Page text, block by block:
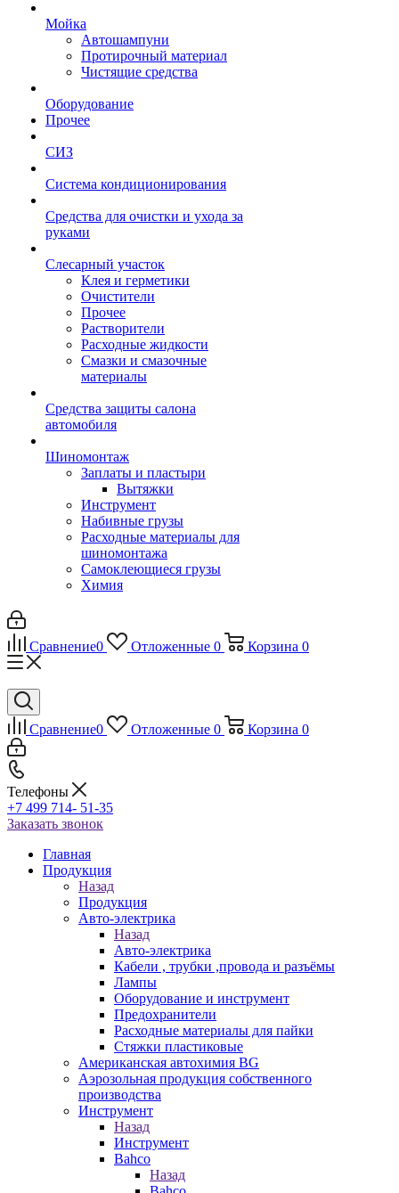
Мойка
Автошампуни
Протирочный материал
Чистящие средства
Оборудование
Прочее
СИЗ
Система кондиционирования
Средства для очистки и ухода за
руками
Слесарный участок
Клея и герметики
Очистители
Прочее
Растворители
Расходные жидкости
Смазки и смазочные
материалы
Средства защиты салона
автомобиля
Шиномонтаж
Заплаты и пластыри
Вытяжки
Инструмент
Набивные грузы
Расходные материалы для
шиномонтажа
Самоклеющиеся грузы
Химия
Сравнение0 Отложенные 0 Корзина 0
Сравнение0 Отложенные 0 Корзина 0
Телефоны
+7 499 714- 51-35
Заказать звонок
Главная
Продукция
Назад
Продукция
Авто-электрика
Назад
Авто-электрика
Кабели , трубки ,провода и разъёмы
Лампы
Оборудование и инструмент
Предохранители
Расходные материалы для пайки
Стяжки пластиковые
Американская автохимия BG
Аэрозольная продукция собственного
производства
Инструмент
Назад
Инструмент
Bahco
Назад